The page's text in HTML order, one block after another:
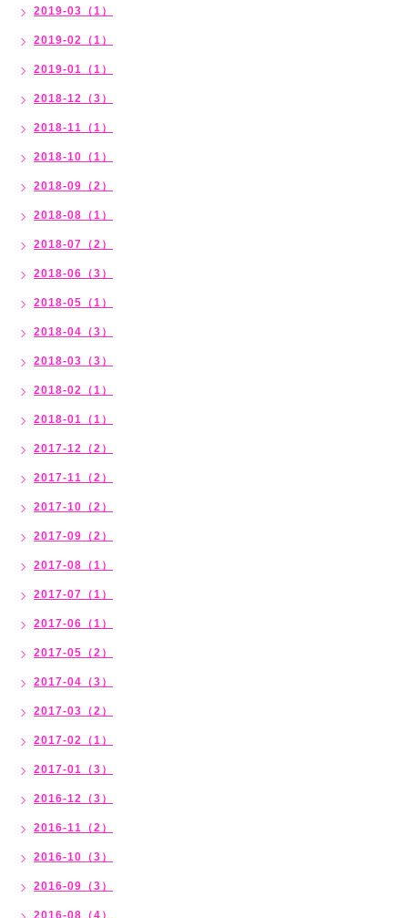
2019-03（1）
2019-02（1）
2019-01（1）
2018-12（3）
2018-11（1）
2018-10（1）
2018-09（2）
2018-08（1）
2018-07（2）
2018-06（3）
2018-05（1）
2018-04（3）
2018-03（3）
2018-02（1）
2018-01（1）
2017-12（2）
2017-11（2）
2017-10（2）
2017-09（2）
2017-08（1）
2017-07（1）
2017-06（1）
2017-05（2）
2017-04（3）
2017-03（2）
2017-02（1）
2017-01（3）
2016-12（3）
2016-11（2）
2016-10（3）
2016-09（3）
2016-08（4）